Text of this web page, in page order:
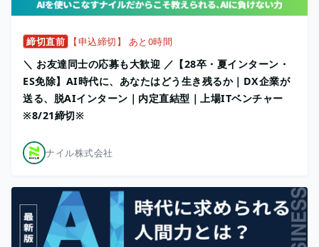
締切直前 【申込締切】 あと0時間
＼ お友達同士の応募も大歓迎 ／【28卒・夏インターン・
ES免除】AI時代に、あなたはどう生き残るか｜DX企業が
送る、脱AIインターン｜内定直結型｜上場ITベンチャー
※8/21締切※
ナイル株式会社